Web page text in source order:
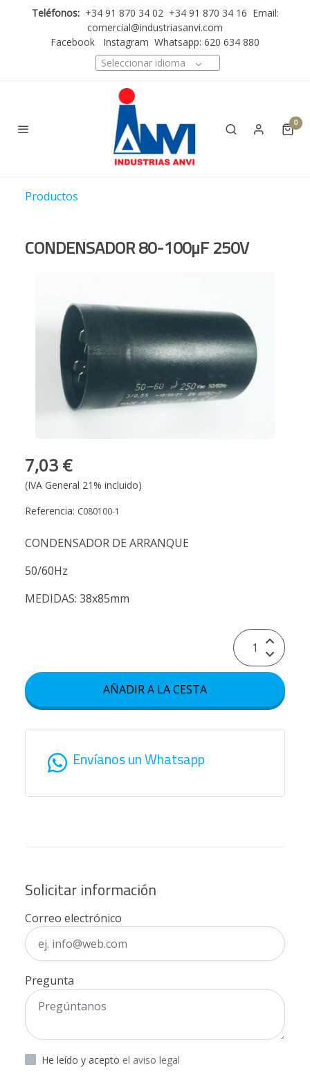
Teléfonos: +34 91 870 34 02 +34 91 870 34 16 Email:
comercial@industriasanvi.com
Facebook
Instagram Whatsapp: 620 634 880
Seleccionar idioma
0
Productos
CONDENSADOR 80-100µF 250V
7,03 €
(IVA General 21% incluido)
Referencia: C080100-1
CONDENSADOR DE ARRANQUE
50/60Hz
MEDIDAS: 38x85mm
AÑADIR A LA CESTA
Envíanos un Whatsapp
Solicitar información
Correo electrónico
Pregunta
He leído y acepto el aviso legal